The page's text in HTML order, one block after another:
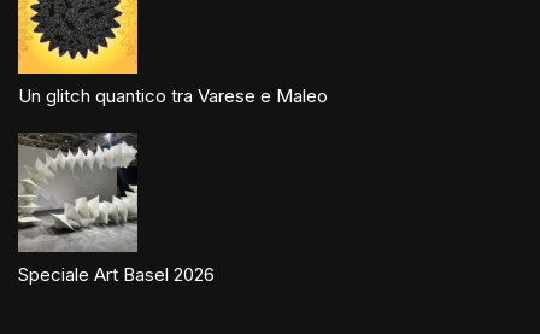
Un glitch quantico tra Varese e Maleo
Speciale Art Basel 2026